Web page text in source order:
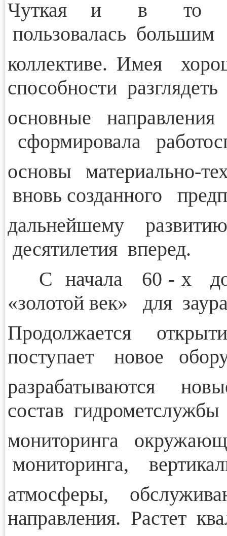
Чуткая и в то же
пользовалась
коллективе. Имея
способности
основные
сформировала
основы
вновь созданного
дальнейшему
десятилетия вперед.
С начала 60 - х до
«золотой век» для
Продолжается
поступает новое
разрабатываются
состав
мониторинга
мониторинга,
атмосферы,
направления. Растет